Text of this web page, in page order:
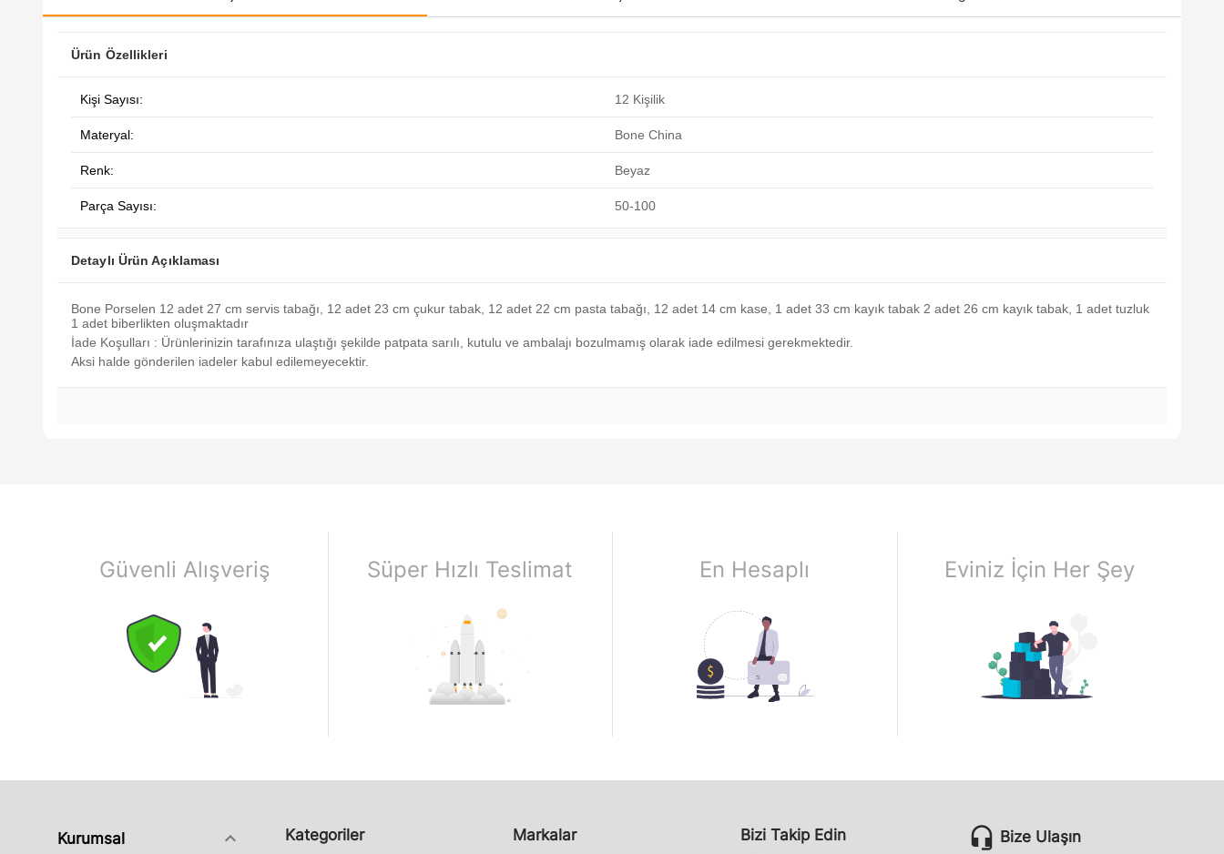
Ürün Özellikleri
Kişi Sayısı: 12 Kişilik
Materyal: Bone China
Renk: Beyaz
Parça Sayısı: 50-100
Detaylı Ürün Açıklaması
Bone Porselen 12 adet 27 cm servis tabağı, 12 adet 23 cm çukur tabak, 12 adet 22 cm pasta tabağı, 12 adet 14 cm kase, 1 adet 33 cm kayık tabak 2 adet 26 cm kayık tabak, 1 adet tuzluk
1 adet biberlikten oluşmaktadır
İade Koşulları : Ürünlerinizin tarafınıza ulaştığı şekilde patpata sarılı, kutulu ve ambalajı bozulmamış olarak iade edilmesi gerekmektedir.
Aksi halde gönderilen iadeler kabul edilemeyecektir.
Güvenli Alışveriş Süper Hızlı Teslimat En Hesaplı Eviniz İçin Her Şey
Kurumsal keyboard_arrow_down Kategoriler Markalar Bizi Takip Edin headset_mic Bize Ulaşın